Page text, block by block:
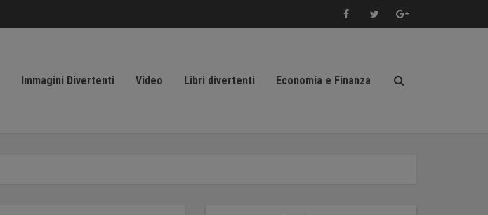
Immagini Divertenti Video Libri divertenti Economia e Finanza